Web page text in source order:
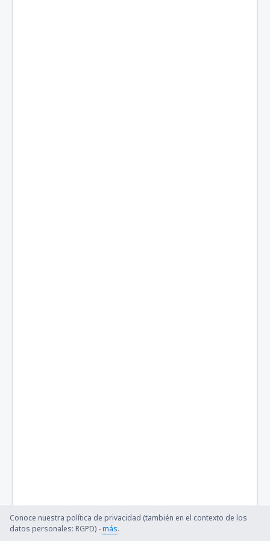
Conoce nuestra política de privacidad (también en el contexto de los
datos personales: RGPD) -más.